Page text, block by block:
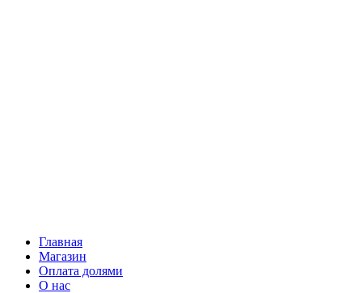
Главная
Магазин
Оплата долями
О нас